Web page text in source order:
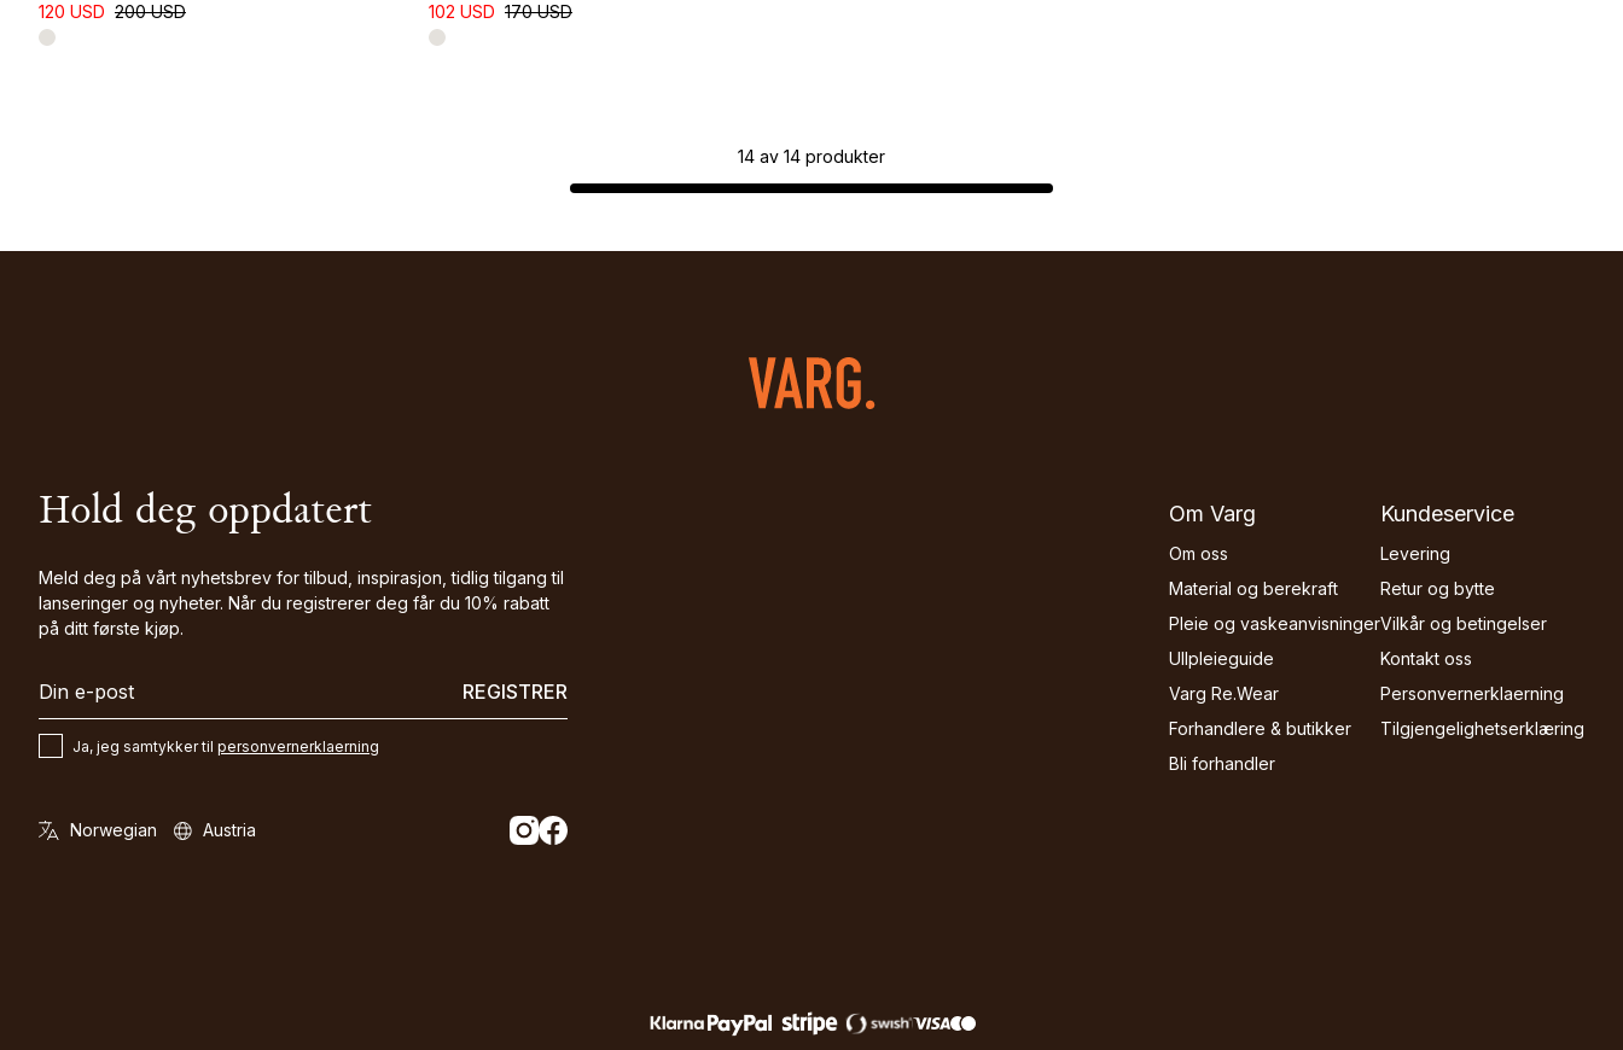
120 USD 200 USD 102 USD 170 USD
14 av 14 produkter
Hold deg oppdatert
Meld deg på vårt nyhetsbrev for tilbud, inspirasjon, tidlig tilgang til
lanseringer og nyheter. Når du registrerer deg får du 10% rabatt
på ditt første kjøp.
REGISTRER
Ja, jeg samtykker til personvernerklaerning
Om Varg
Om oss
Material og berekraft
Pleie og vaskeanvisninger
Ullpleieguide
Varg Re.Wear
Forhandlere & butikker
Bli forhandler
Kundeservice
Levering
Retur og bytte
Vilkår og betingelser
Kontakt oss
Personvernerklaerning
Tilgjengelighetserklæring